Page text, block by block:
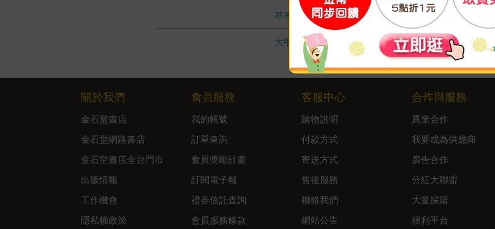
草衙店
大甲店
關於我們
金石堂書店
金石堂網路書店
金石堂書店全台門市
出版情報
工作機會
隱私權政策
會員服務
我的帳號
訂單查詢
會員獎勵計畫
訂閱電子報
禮券信託查詢
會員服務條款
客服中心
購物說明
付款方式
寄送方式
售後服務
聯絡我們
網站公告
合作與服務
異業合作
我要成為供應商
廣告合作
分紅大聯盟
大量採購
福利平台